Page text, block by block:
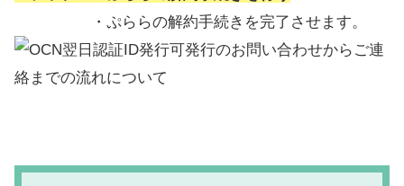
・ぷららの解約手続きを完了させます。